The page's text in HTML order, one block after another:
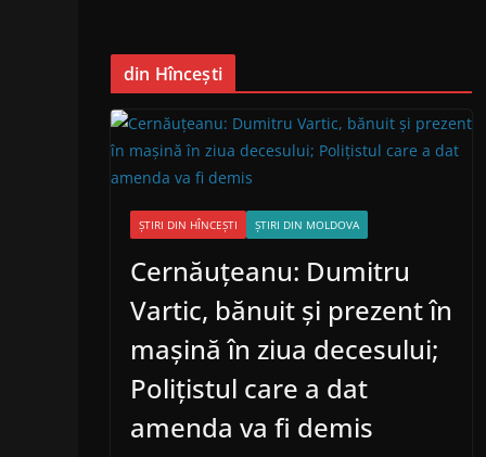
din Hîncești
ȘTIRI DIN HÎNCEȘTI ȘTIRI DIN MOLDOVA
Cernăuțeanu: Dumitru
Vartic, bănuit și prezent în
mașină în ziua decesului;
Polițistul care a dat
amenda va fi demis